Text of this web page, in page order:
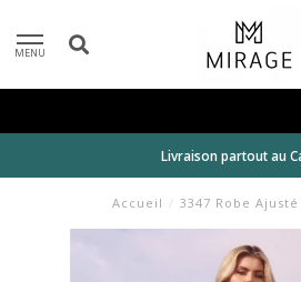
MENU
Livraison partout au
Accueil / 3347 Robe